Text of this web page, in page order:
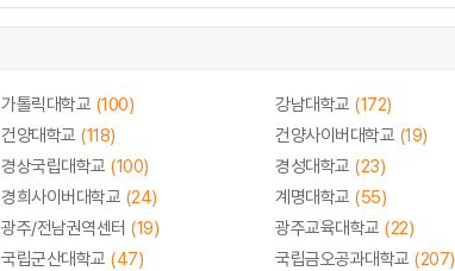
가톨릭대학교 (100) 강남대학교 (172)
건양대학교 (118) 건양사이버대학교 (19)
경상국립대학교 (100) 경성대학교 (23)
경희사이버대학교 (24) 계명대학교 (55)
광주/전남권역센터 (19) 광주교육대학교 (22)
국립군산대학교 (47) 국립금오공과대학교 (207)